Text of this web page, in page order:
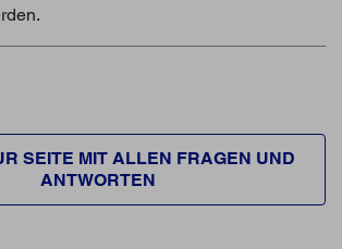
SEITE MIT ALLEN FRAGEN UND
ANTWORTEN